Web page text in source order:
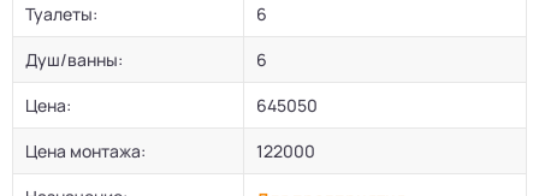
Туалеты:
6
Душ/ванны:
6
Цена:
645050
Цена монтажа:
122000